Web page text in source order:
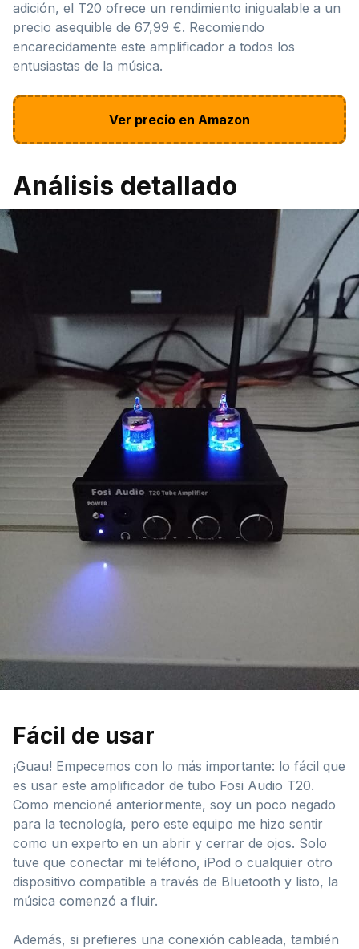
adición, el T20 ofrece un rendimiento inigualable a un
precio asequible de 67,99 €. Recomiendo
encarecidamente este amplificador a todos los
entusiastas de la música.
Ver precio en Amazon
Análisis detallado
Fácil de usar
¡Guau! Empecemos con lo más importante: lo fácil que
es usar este amplificador de tubo Fosi Audio T20.
Como mencioné anteriormente, soy un poco negado
para la tecnología, pero este equipo me hizo sentir
como un experto en un abrir y cerrar de ojos. Solo
tuve que conectar mi teléfono, iPod o cualquier otro
dispositivo compatible a través de Bluetooth y listo, la
música comenzó a fluir.
Además, si prefieres una conexión cableada, también